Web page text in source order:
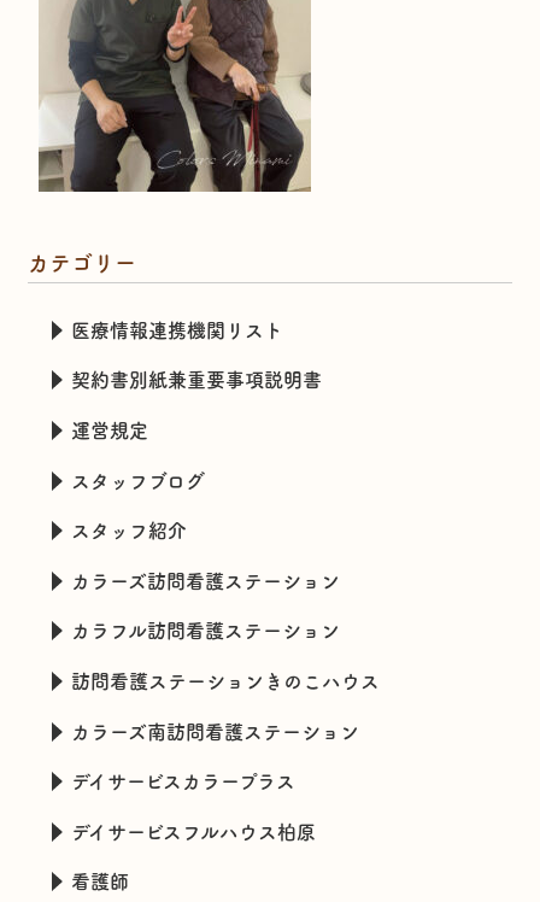
カテゴリー
医療情報連携機関リスト
契約書別紙兼重要事項説明書
運営規定
スタッフブログ
スタッフ紹介
カラーズ訪問看護ステーション
カラフル訪問看護ステーション
訪問看護ステーションきのこハウス
カラーズ南訪問看護ステーション
デイサービスカラープラス
デイサービスフルハウス柏原
看護師